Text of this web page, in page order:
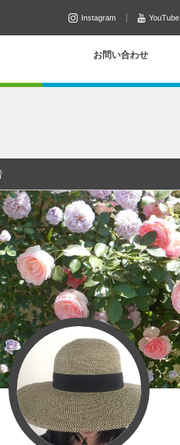
Instagram YouTube
お問い合わせ